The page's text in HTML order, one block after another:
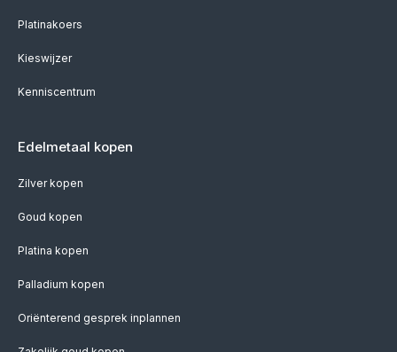
Platinakoers
Kieswijzer
Kenniscentrum
Edelmetaal kopen
Zilver kopen
Goud kopen
Platina kopen
Palladium kopen
Oriënterend gesprek inplannen